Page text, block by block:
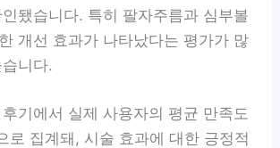
됐습니다. 특히 팔자주름과 심부볼
개선 효과가 나타났다는 평가가 많
니다.
기에서 실제 사용자의 평균 만족도
로 집계돼, 시술 효과에 대한 긍정적